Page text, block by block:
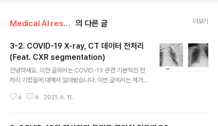
Medical AI research/COVID-19 image project 의 다른 글 더보기
3-2. COVID-19 X-ray, CT 데이터 전처리
(Feat. CXR segmentation)
안녕하세요. 이전 글에서는 COVID-19 관련 기본적인 전
처리 기법들에 대해서 알아봤습니다. 이번 글에서는 제가
하려고 합니다. 참고로 첨부된 이미지들은 Kaggle에서 제
6 6 2021. 6. 11.